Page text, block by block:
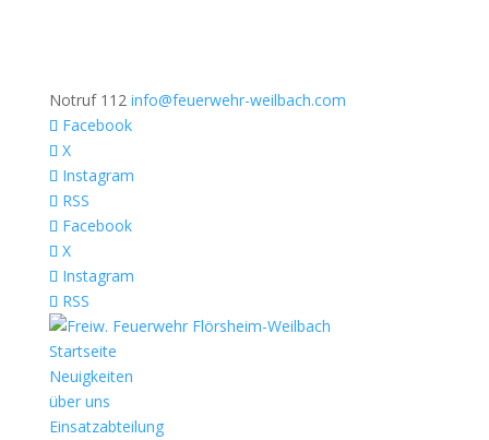
Notruf 112 info@feuerwehr-weilbach.com
Facebook
X
Instagram
RSS
Facebook
X
Instagram
RSS
Startseite
Neuigkeiten
über uns
Einsatzabteilung